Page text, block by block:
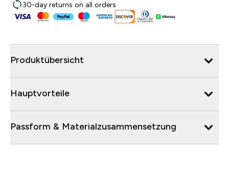
30-day returns on all orders
Produktübersicht
Hauptvorteile
Passform & Materialzusammensetzung